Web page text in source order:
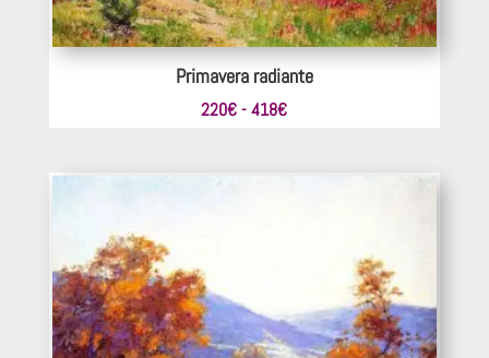
Primavera radiante
220€ - 418€Rango